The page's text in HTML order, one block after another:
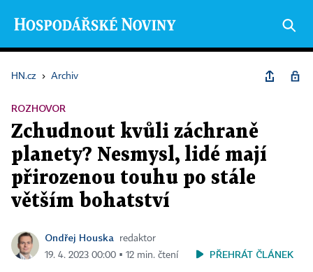
HN.cz › Archiv
ROZHOVOR
Zchudnout kvůli záchraně
planety? Nesmysl, lidé mají
přirozenou touhu po stále
větším bohatství
Ondřej Houska
redaktor
19. 4. 2023 00:00 ▪ 12 min. čtení
PŘEHRÁT ČLÁNEK